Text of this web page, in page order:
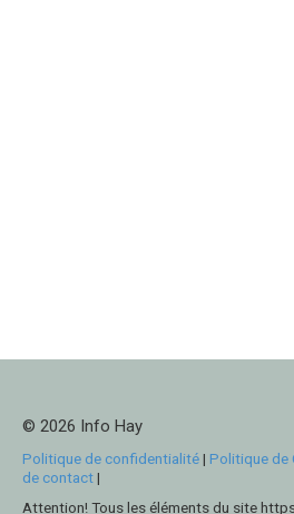
© 2026 Info Hay
Politique de confidentialité| Politique de
de contact|
Attention! Tous les éléments du site